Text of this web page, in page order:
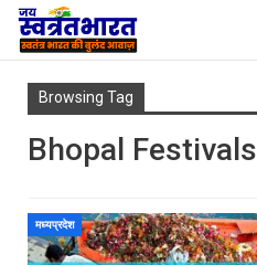
Browsing Tag
Bhopal Festivals
मध्यप्रदेश